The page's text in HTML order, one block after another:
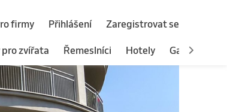
firmy Přihlášení Zaregistrovat se
pro zvířata Řemeslníci Hotely Gastronomie